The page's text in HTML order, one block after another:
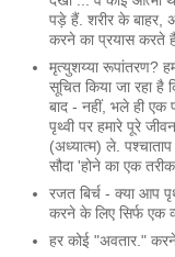
पड़े हैं. शरीर के बाहर,
करने का प्रयास करते
मृत्युशय्या रूपांतरण?
सूचित किया जा रहा
बाद - नहीं, भले ही एक
पृथ्वी पर हमारे पूरे
(अध्यात्म) ले.
सौदा 'होने का एक
रजत बिर्च - क्या आप
करने के लिए सिर्फ एक
हर कोई "अवतार."